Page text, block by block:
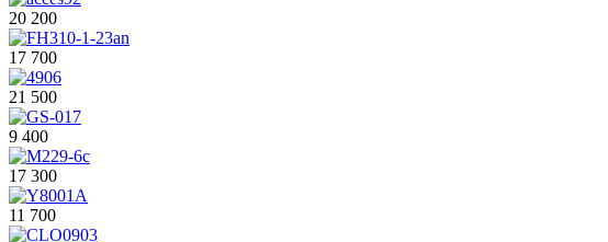
20 200
17 700
21 500
9 400
17 300
11 700